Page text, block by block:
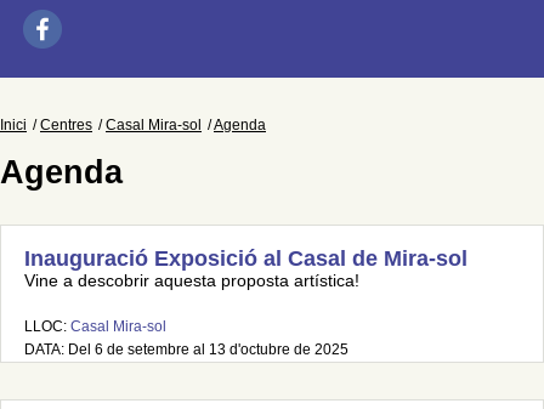
Inici Centres Casal Mira-sol Agenda
Agenda
Inauguració Exposició al Casal de Mira-sol
Vine a descobrir aquesta proposta artística!
LLOC: Casal Mira-sol
DATA: Del 6 de setembre al 13 d'octubre de 2025